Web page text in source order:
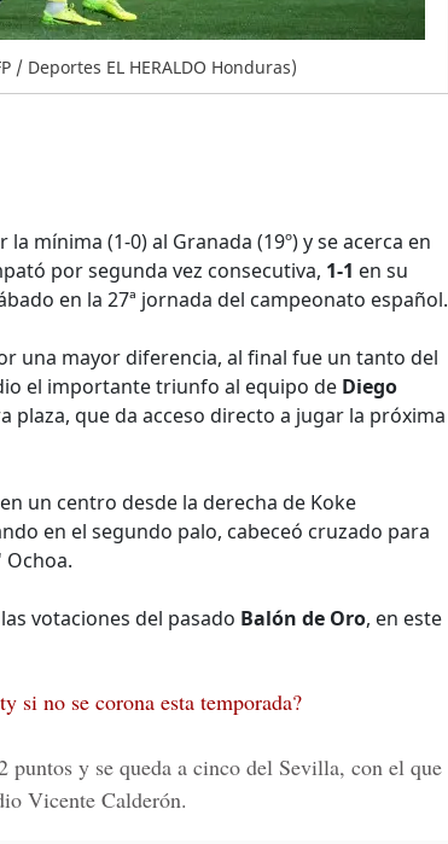
/ Deportes EL HERALDO Honduras)
mínima (1-0) al Granada (19º) y se acerca en
por segunda vez consecutiva, 1-1 en su
en la 27ª jornada del campeonato español.
una mayor diferencia, al final fue un tanto del
el importante triunfo al equipo de Diego
plaza, que da acceso directo a jugar la próxima
un centro desde la derecha de Koke
en el segundo palo, cabeceó cruzado para
votaciones del pasado Balón de Oro, en este
si no se corona esta temporada?
y se queda a cinco del Sevilla, con el que
Vicente Calderón.